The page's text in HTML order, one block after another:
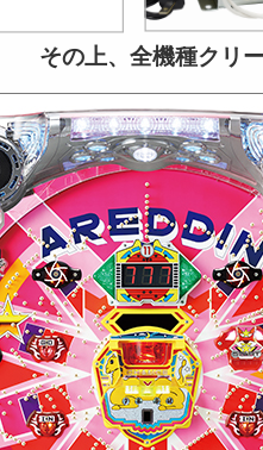
その上、全機種クリ